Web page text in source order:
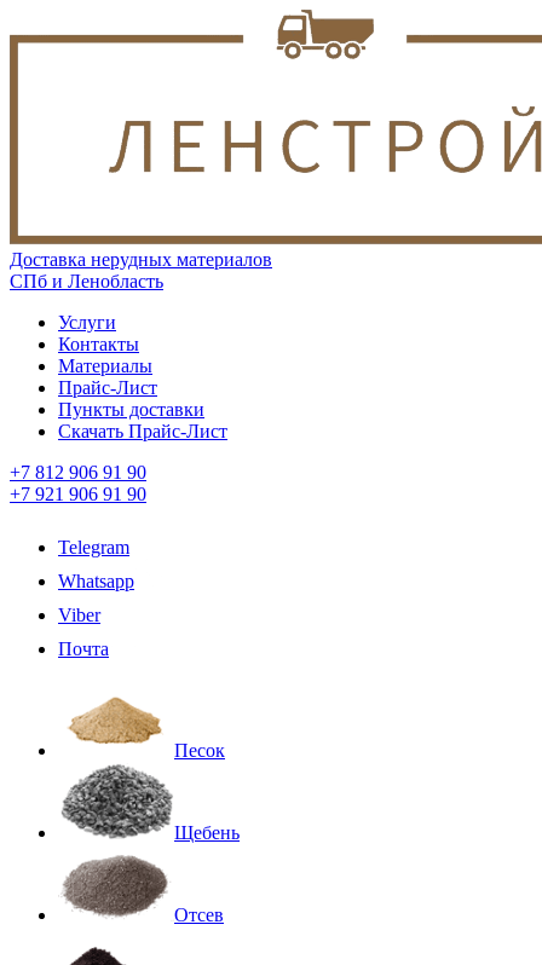
Доставка нерудных материалов
СПб и Ленобласть
Услуги
Контакты
Материалы
Прайс-Лист
Пункты доставки
Скачать Прайс-Лист
+7 812 906 91 90
+7 921 906 91 90
Telegram
Whatsapp
Viber
Почта
Песок
Щебень
Отсев